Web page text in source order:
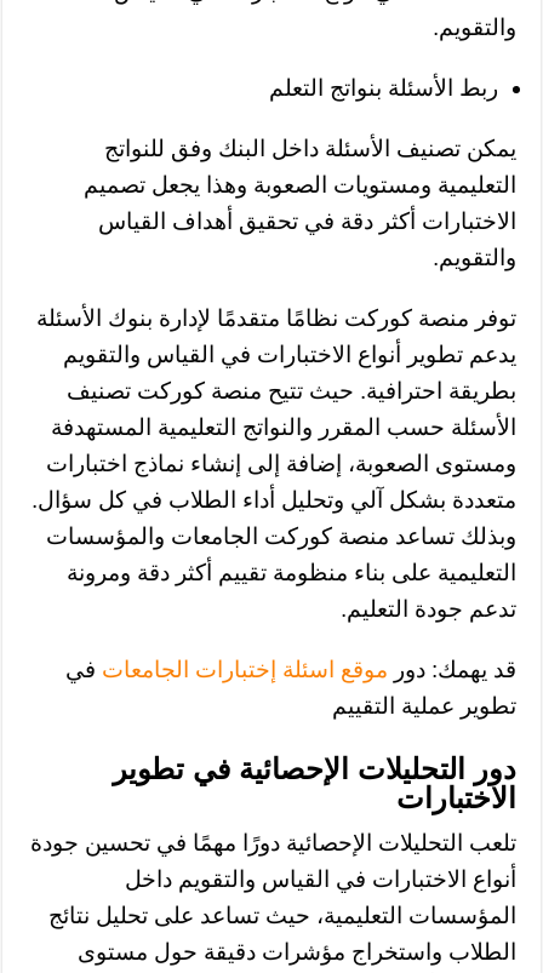
والتقويم.
ربط الأسئلة بنواتج التعلم
يمكن تصنيف الأسئلة داخل البنك وفق للنواتج
التعليمية ومستويات الصعوبة وهذا يجعل تصميم
الاختبارات أكثر دقة في تحقيق أهداف القياس
والتقويم.
توفر منصة كوركت نظامًا متقدمًا لإدارة بنوك الأسئلة
يدعم تطوير أنواع الاختبارات في القياس والتقويم
بطريقة احترافية. حيث تتيح منصة كوركت تصنيف
الأسئلة حسب المقرر والنواتج التعليمية المستهدفة
ومستوى الصعوبة، إضافة إلى إنشاء نماذج اختبارات
متعددة بشكل آلي وتحليل أداء الطلاب في كل سؤال.
وبذلك تساعد منصة كوركت الجامعات والمؤسسات
التعليمية على بناء منظومة تقييم أكثر دقة ومرونة
تدعم جودة التعليم.
قد يهمك: دور موقع اسئلة إختبارات الجامعات في
تطوير عملية التقييم
دور التحليلات الإحصائية في تطوير
الاختبارات
تلعب التحليلات الإحصائية دورًا مهمًا في تحسين جودة
أنواع الاختبارات في القياس والتقويم داخل
المؤسسات التعليمية، حيث تساعد على تحليل نتائج
الطلاب واستخراج مؤشرات دقيقة حول مستوى